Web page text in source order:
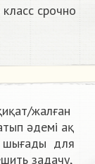
срочно
жалған
әдемі ақ
шығады ​ для
задачу,